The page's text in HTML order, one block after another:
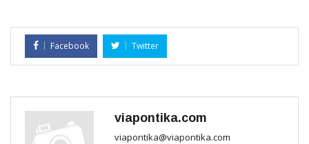
Facebook Twitter
viapontika.com
viapontika@viapontika.com